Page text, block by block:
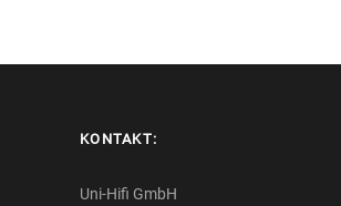
KONTAKT:
Uni-Hifi GmbH